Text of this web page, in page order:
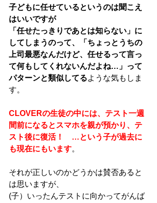
子どもに任せているというのは聞こえ
はいいですが
「任せたっきりであとは知らない」に
してしまうのって、「ちょっとうちの
上司最悪なんだけど、任せるって言っ
て何もしてくれないんだよね…」って
パターンと類似してるような気もしま
す。
CLOVERの生徒の中には、テスト一週
間前になるとスマホを親が預かり、テ
スト後に復活！　…という子が過去に
も現在にもいます。
それが正しいのかどうかは賛否あると
は思いますが、
(子）いったんテストに向かってがんば